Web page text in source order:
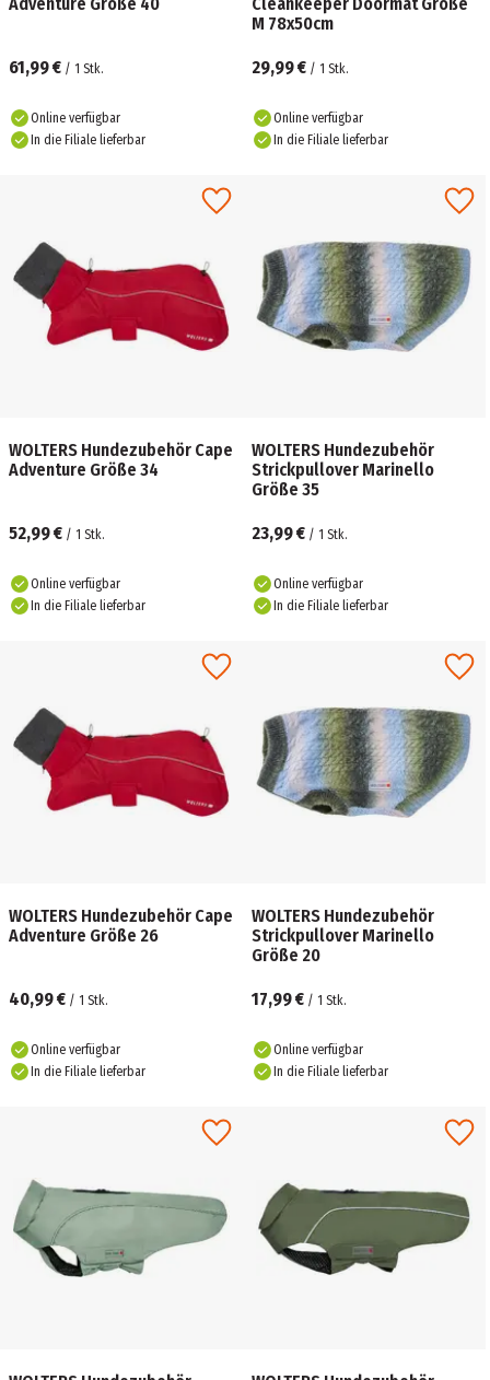
61,99 € / 1 Stk.
Online verfügbar
In die Filiale lieferbar
M 78x50cm
29,99 € / 1 Stk.
Online verfügbar
In die Filiale lieferbar
WOLTERS Hundezubehör Cape
Adventure Größe 34
52,99 € / 1 Stk.
Online verfügbar
In die Filiale lieferbar
WOLTERS Hundezubehör
Strickpullover Marinello
Größe 35
23,99 € / 1 Stk.
Online verfügbar
In die Filiale lieferbar
WOLTERS Hundezubehör Cape
Adventure Größe 26
40,99 € / 1 Stk.
Online verfügbar
In die Filiale lieferbar
WOLTERS Hundezubehör
Strickpullover Marinello
Größe 20
17,99 € / 1 Stk.
Online verfügbar
In die Filiale lieferbar